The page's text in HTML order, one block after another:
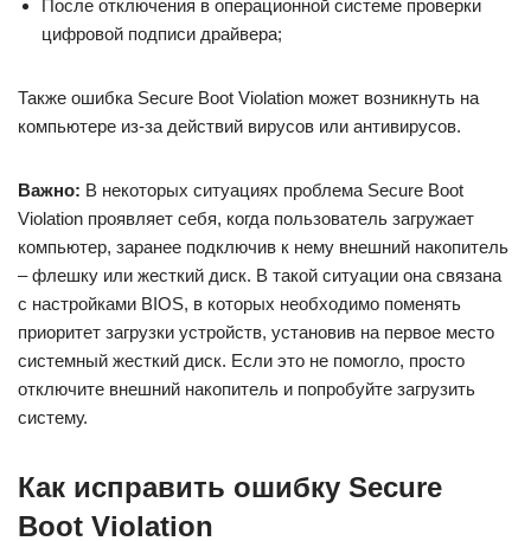
После отключения в операционной системе проверки
цифровой подписи драйвера;
Также ошибка Secure Boot Violation может возникнуть на
компьютере из-за действий вирусов или антивирусов.
Важно: В некоторых ситуациях проблема Secure Boot
Violation проявляет себя, когда пользователь загружает
компьютер, заранее подключив к нему внешний накопитель
– флешку или жесткий диск. В такой ситуации она связана
с настройками BIOS, в которых необходимо поменять
приоритет загрузки устройств, установив на первое место
системный жесткий диск. Если это не помогло, просто
отключите внешний накопитель и попробуйте загрузить
систему.
Как исправить ошибку Secure
Boot Violation